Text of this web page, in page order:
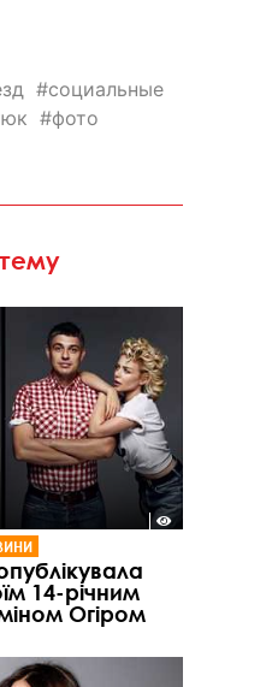
социальные
фото
14-річним
Огіром